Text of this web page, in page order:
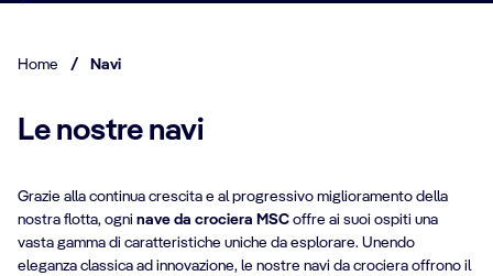
Home / Navi
Le nostre navi
Grazie alla continua crescita e al progressivo miglioramento della
nostra flotta, ogni nave da crociera MSC offre ai suoi ospiti una
vasta gamma di caratteristiche uniche da esplorare. Unendo
eleganza classica ad innovazione, le nostre navi da crociera offrono il